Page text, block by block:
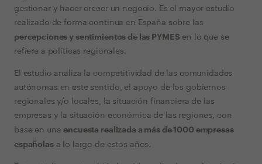
gestionar y hacer crecer un negocio. Es el mayor estudio
realizado de forma continua en España sobre las
percepciones y sentimientos de las PYMES en lo que se
refiere a políticas regionales.
El estudio analiza la competitividad de las comunidades
autónomas en este sentido, el apoyo de los gobiernos
regionales y/o locales, la situación financiera de las
empresas y la situación económica de las regiones, con
base en una encuesta realizada a más de 1000 empresas
españolasa lo largo de estos años.